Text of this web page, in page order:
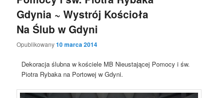
Gdynia ~ Wystrój Kościoła
Na Ślub w Gdyni
Opublikowany10 marca 2014
Dekoracja ślubna w kościele MB Nieustającej Pomocy i św.
Piotra Rybaka na Portowej w Gdyni.